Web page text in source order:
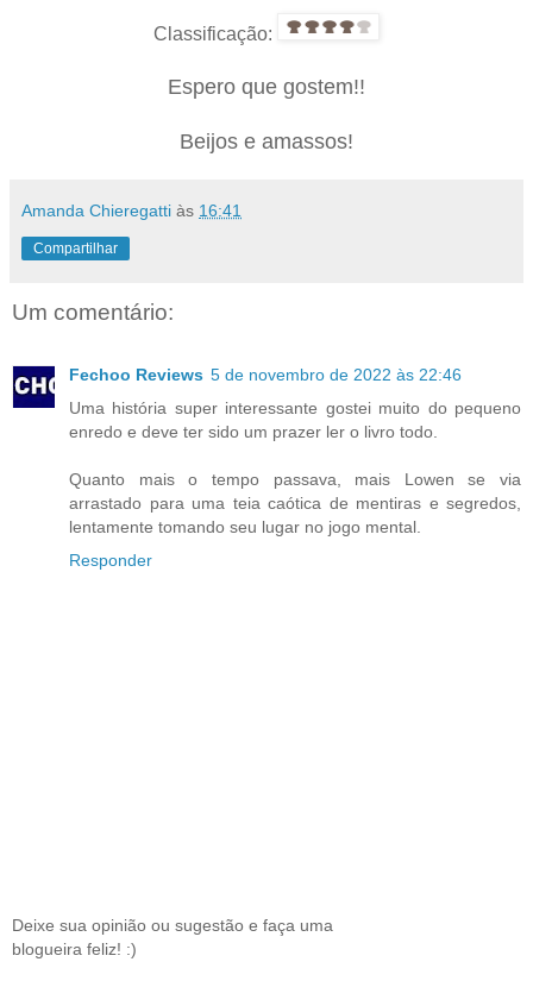
Classificação:
Espero que gostem!!
Beijos e amassos!
Amanda Chieregatti às 16:41
Compartilhar
Um comentário:
Fechoo Reviews 5 de novembro de 2022 às 22:46
Uma história super interessante gostei muito do pequeno
enredo e deve ter sido um prazer ler o livro todo.
Quanto mais o tempo passava, mais Lowen se via
arrastado para uma teia caótica de mentiras e segredos,
lentamente tomando seu lugar no jogo mental.
Responder
Deixe sua opinião ou sugestão e faça uma
blogueira feliz! :)